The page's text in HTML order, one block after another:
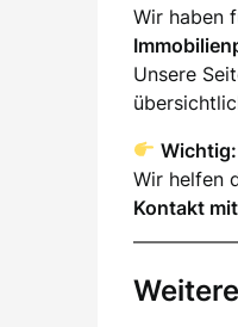
Wir haben
Unsere
Wichtig:
Wir helfen
Kontakt